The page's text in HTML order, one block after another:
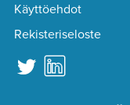
Käyttöehdot
Rekisteriseloste